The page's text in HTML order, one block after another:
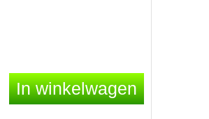
In winkelwagen